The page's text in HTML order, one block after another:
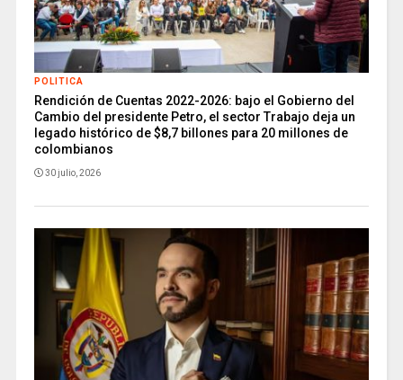
POLITICA
Rendición de Cuentas 2022-2026: bajo el Gobierno del
Cambio del presidente Petro, el sector Trabajo deja un
legado histórico de $8,7 billones para 20 millones de
colombianos
30 julio, 2026